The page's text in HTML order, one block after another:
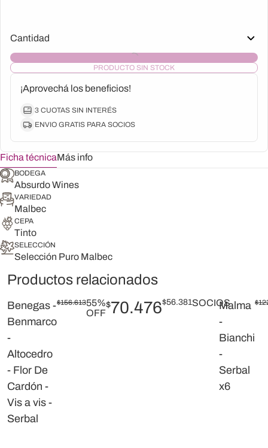
¡Aprovechá los beneficios!
3 CUOTAS SIN INTERÉS
ENVIO GRATIS PARA SOCIOS
Cantidad
PRODUCTO SIN STOCK
Ficha técnicaMás info
BODEGA
Absurdo Wines
VARIEDAD
Malbec
CEPA
Tinto
SELECCIÓN
Selección Puro Malbec
Productos relacionados
Benegas -
Benmarco
-
Altocedro
- Flor De
Cardón -
Vis a vis -
Serbal
$156.61355%
OFF
$70.476$56.381SOCIOSMalma
-
Bianchi
-
Serbal
x6
$